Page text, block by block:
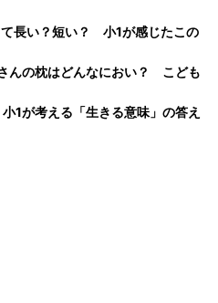
長い？短い？ 小1が感じたこの
んの枕はどんなにおい？ こども
1が考える「生きる意味」の答え